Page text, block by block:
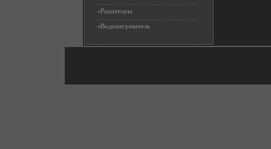
Радиаторы
Водонагреватель